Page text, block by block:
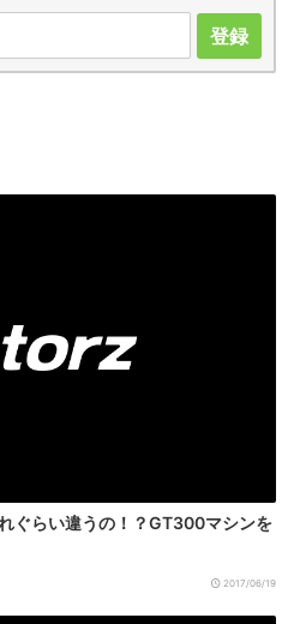
登録
ぐらい違うの！？GT300マシンを
2017/06/19